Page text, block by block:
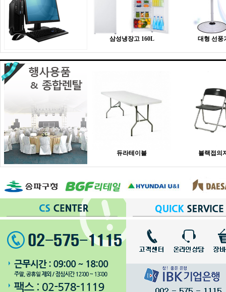
삼성냉장고 160L 대형 선풍
듀라테이블 블랙접의